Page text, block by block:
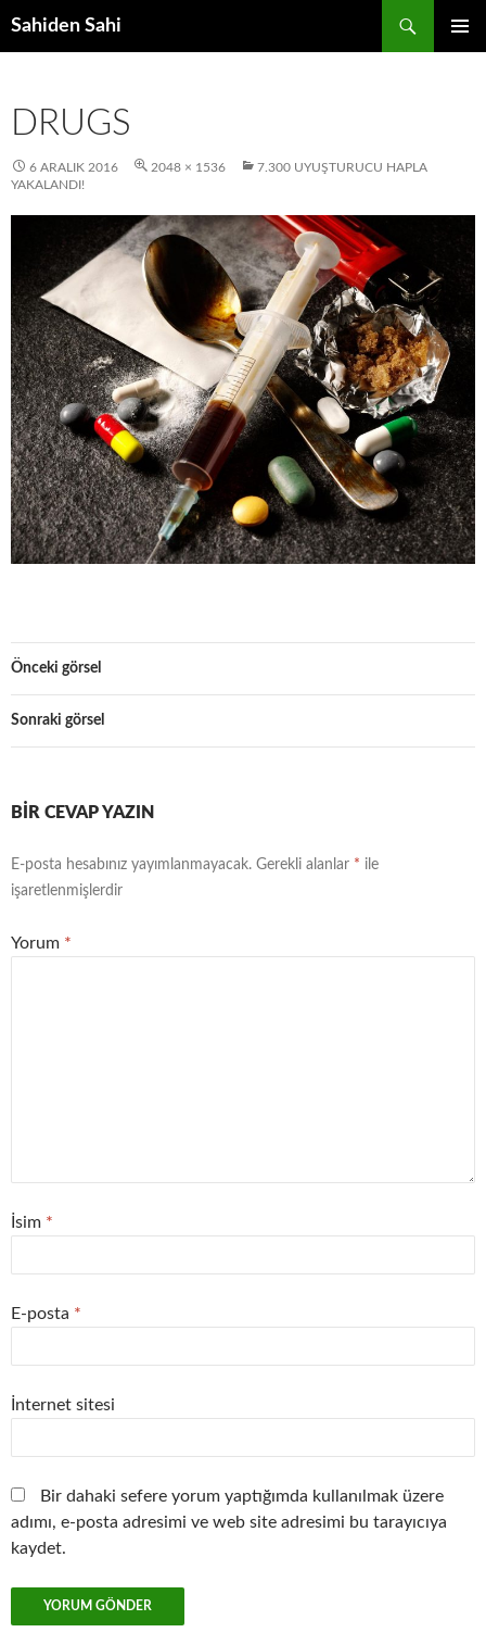
Sahiden Sahi
DRUGS
6 ARALIK 2016 2048 × 1536
7.300 UYUŞTURUCU HAPLA
YAKALANDI!
Önceki görsel
Sonraki görsel
BIR CEVAP YAZIN
E-posta hesabınız yayımlanmayacak. Gerekli alanlar * ile
işaretlenmişlerdir
Yorum *
İsim *
E-posta *
İnternet sitesi
Bir dahaki sefere yorum yaptığımda kullanılmak üzere
adımı, e-posta adresimi ve web site adresimi bu tarayıcıya
kaydet.